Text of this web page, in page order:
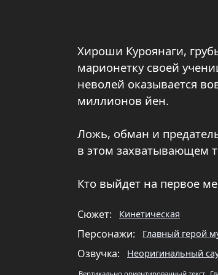
Хироши Куроянаги,
марионетку своей
неволей оказывается
миллионов йен.
Ложь, обман и
в этом захватывающем
Кто выйдет на первое
Сюжет: Кинетическая
Персонажи: Главный герой
Озвучка: Неоригинальный